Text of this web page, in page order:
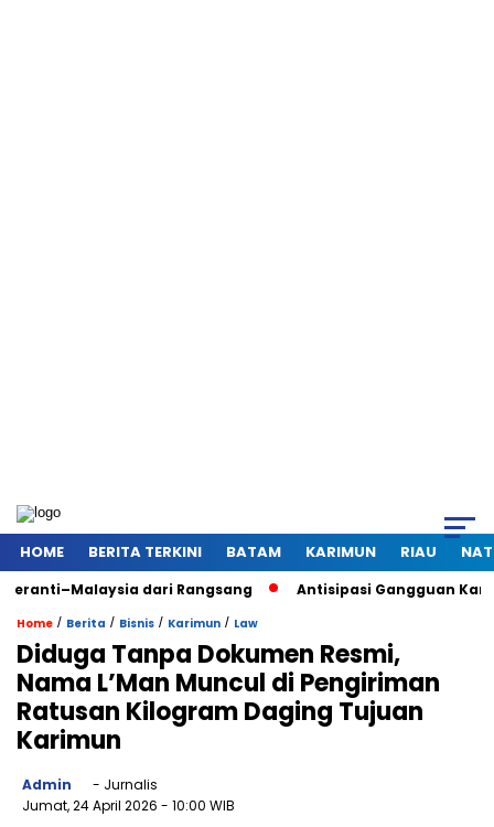
HOME BERITA TERKINI BATAM KARIMUN RIAU
dari Rangsang Antisipasi Gangguan Kamtibmas
Home / Berita / Bisnis / Karimun / Law
Diduga Tanpa Dokumen Resmi,
Nama L’Man Muncul di Pengiriman
Ratusan Kilogram Daging Tujuan
Karimun
Admin
- Jurnalis
Jumat, 24 April 2026 - 10:00 WIB